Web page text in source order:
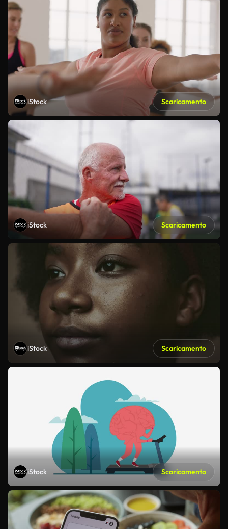
iStock Scaricamento
iStock Scaricamento
iStock Scaricamento
iStock Scaricamento